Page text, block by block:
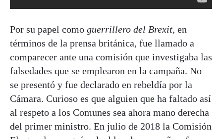
Por su papel como guerrillero del Brexit, en
términos de la prensa británica, fue llamado a
comparecer ante una comisión que investigaba las
falsedades que se emplearon en la campaña. No
se presentó y fue declarado en rebeldía por la
Cámara. Curioso es que alguien que ha faltado así
al respeto a los Comunes sea ahora mano derecha
del primer ministro. En julio de 2018 la Comisión